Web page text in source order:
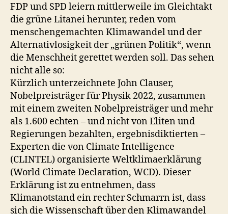
FDP und SPD leiern mittlerweile im Gleichtakt
die grüne Litanei herunter, reden vom
menschengemachten Klimawandel und der
Alternativlosigkeit der „grünen Politik“, wenn
die Menschheit gerettet werden soll. Das sehen
nicht alle so:
Kürzlich unterzeichnete John Clauser,
Nobelpreisträger für Physik 2022, zusammen
mit einem zweiten Nobelpreisträger und mehr
als 1.600 echten – und nicht von Eliten und
Regierungen bezahlten, ergebnisdiktierten –
Experten die von Climate Intelligence
(CLINTEL) organisierte Weltklimaerklärung
(World Climate Declaration, WCD). Dieser
Erklärung ist zu entnehmen, dass
Klimanotstand ein rechter Schmarrn ist, dass
sich die Wissenschaft über den Klimawandel